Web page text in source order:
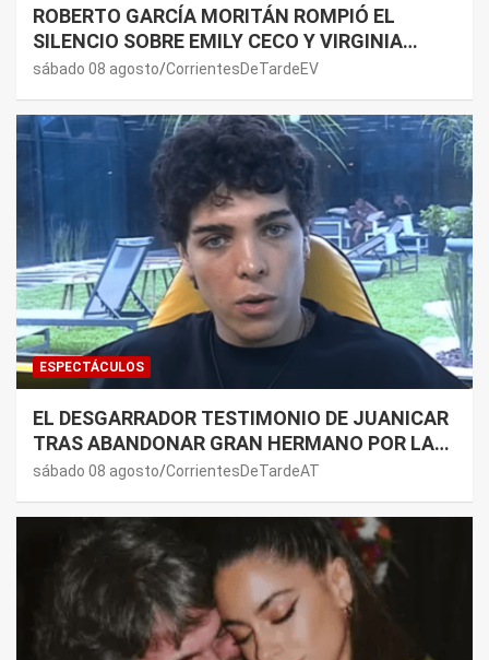
ROBERTO GARCÍA MORITÁN ROMPIÓ EL
SILENCIO SOBRE EMILY CECO Y VIRGINIA
GALLARDO: “DEDÍQUENSE A SUS VIDAS”
sábado 08 agosto CorrientesDeTardeEV
ESPECTÁCULOS
EL DESGARRADOR TESTIMONIO DE JUANICAR
TRAS ABANDONAR GRAN HERMANO POR LA
SALUD DE SU MAMÁ.
sábado 08 agosto CorrientesDeTardeAT